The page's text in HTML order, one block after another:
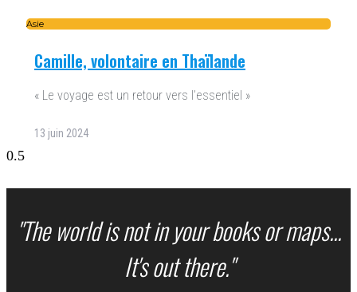
Asie
Camille, volontaire en Thaïlande
« Le voyage est un retour vers l’essentiel »
13 juin 2024
"The world is not in your books or maps...
It's out there."